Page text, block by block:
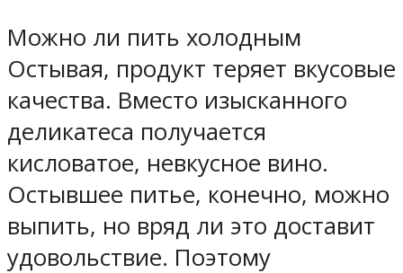
Можно ли пить холодным
Остывая, продукт теряет вкусовые
качества. Вместо изысканного
деликатеса получается
кисловатое, невкусное вино.
Остывшее питье, конечно, можно
выпить, но вряд ли это доставит
удовольствие. Поэтому